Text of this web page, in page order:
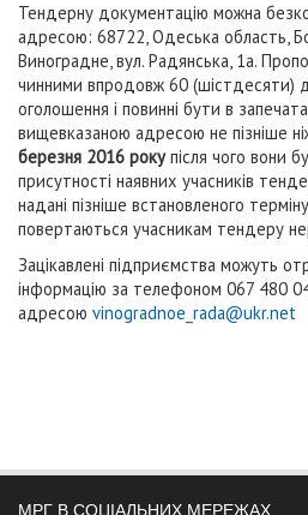
Тендерну документацію можна
адресою: 68722, Одеська область,
Виноградне, вул. Радянська, 1а.
чинними впродовж 60 (шістдесяти)
оголошення і повинні бути в
вищевказаною адресою не пізніше
березня 2016 рокупісля чого вони
присутності наявних учасників
надані пізніше встановленого
повертаються учасникам тендеру
Зацікавлені підприємства можуть
інформацію за телефоном 067 480
адресою vinogradnoe_rada@ukr.net
МРГ В СОЦІАЛЬНИХ МЕРЕЖАХ